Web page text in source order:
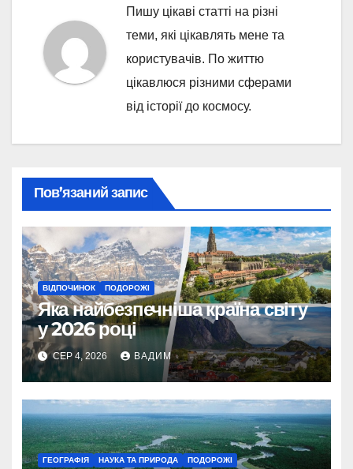
Пишу цікаві статті на різні
теми, які цікавлять мене та
користувачів. По життю
цікавлюся різними сферами
від історії до космосу.
Пов’язаний запис
ВІДПОЧИНОК ПОДОРОЖІ
Яка найбезпечніша країна світу
у 2026 році
СЕР 4, 2026 ВАДИМ
ГЕОГРАФІЯ НАУКА ТА ПРИРОДА ПОДОРОЖІ